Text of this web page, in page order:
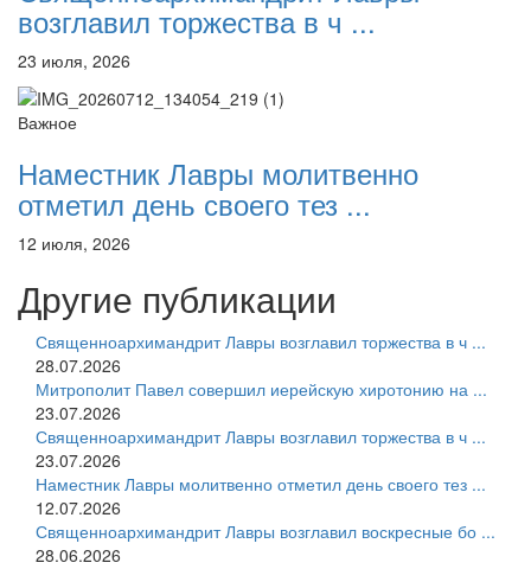
возглавил торжества в ч ...
23 июля, 2026
Важное
Наместник Лавры молитвенно
отметил день своего тез ...
12 июля, 2026
Другие публикации
Священноархимандрит Лавры возглавил торжества в ч ...
28.07.2026
Митрополит Павел совершил иерейскую хиротонию на ...
23.07.2026
Священноархимандрит Лавры возглавил торжества в ч ...
23.07.2026
Наместник Лавры молитвенно отметил день своего тез ...
12.07.2026
Священноархимандрит Лавры возглавил воскресные бо ...
28.06.2026